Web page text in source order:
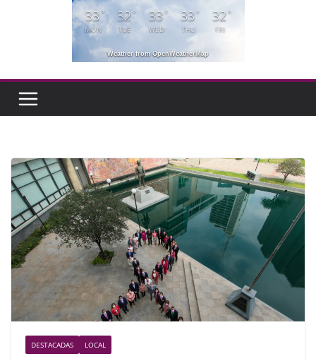
33°
MON
32 °
TUE
33°
WED
33°
THU
32°
FRI
Weather from OpenWeatherMap
DESTACADAS LOCAL